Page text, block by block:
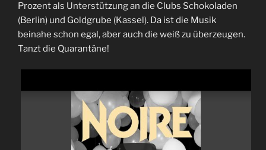
Prozent als Unterstützung an die Clubs Schokoladen
(Berlin) und Goldgrube (Kassel). Da ist die Musik
beinahe schon egal, aber auch die weiß zu überzeugen.
Tanzt die Quarantäne!